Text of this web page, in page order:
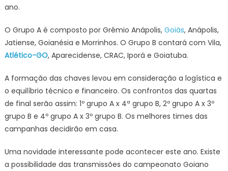
ano.
O Grupo A é composto por Grêmio Anápolis, Goiás, Anápolis,
Jatiense, Goianésia e Morrinhos. O Grupo B contará com Vila,
Atlético-GO, Aparecidense, CRAC, Iporá e Goiatuba.
A formação das chaves levou em consideração a logística e
o equilíbrio técnico e financeiro. Os confrontos das quartas
de final serão assim: 1º grupo A x 4ª grupo B, 2º grupo A x 3º
grupo B e 4º grupo A x 3º grupo B. Os melhores times das
campanhas decidirão em casa.
Uma novidade interessante pode acontecer este ano. Existe
a possibilidade das transmissões do campeonato Goiano